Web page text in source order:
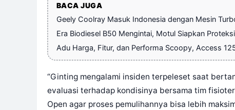
BACA JUGA
Geely Coolray Masuk Indonesia dengan Mesin
Era Biodiesel B50 Mengintai, Motul Siapkan
Adu Harga, Fitur, dan Performa Scoopy, Access
“Ginting mengalami insiden terpeleset saat
evaluasi terhadap kondisinya bersama tim
Open agar proses pemulihannya bisa lebih